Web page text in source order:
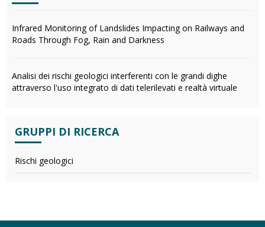
Infrared Monitoring of Landslides Impacting on Railways and
Roads Through Fog, Rain and Darkness
Analisi dei rischi geologici interferenti con le grandi dighe
attraverso l'uso integrato di dati telerilevati e realtà virtuale
GRUPPI DI RICERCA
Rischi geologici